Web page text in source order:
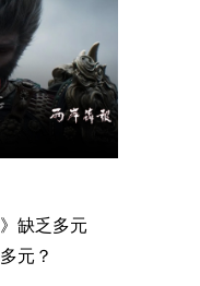
缺乏多元
元？